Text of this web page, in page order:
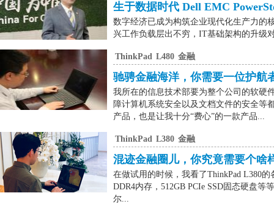
生于数据时代 Dell EMC
数字经济已成为构筑企业现代化生产力的
兴工作负载层出不穷，IT基础架构的升级
ThinkPad L480 金融
驰骋金融海洋，你需要一位护航
我所在的信息技术部要为整个公司的软硬
障计算机系统安全以及文档文件的安全等
产品，也是让我十分“费心”的一款产品...
ThinkPad L380 金融
混迹金融圈儿，你究竟需要个啥
在做试用的时候，我看了ThinkPad L380
DDR4内存，512GB PCIe SSD固态硬盘
尔...